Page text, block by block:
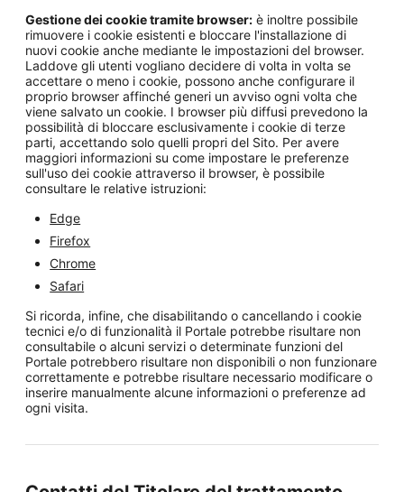
Gestione dei cookie tramite browser: è inoltre possibile
rimuovere i cookie esistenti e bloccare l'installazione di
nuovi cookie anche mediante le impostazioni del browser.
Laddove gli utenti vogliano decidere di volta in volta se
accettare o meno i cookie, possono anche configurare il
proprio browser affinché generi un avviso ogni volta che
viene salvato un cookie. I browser più diffusi prevedono la
possibilità di bloccare esclusivamente i cookie di terze
parti, accettando solo quelli propri del Sito. Per avere
maggiori informazioni su come impostare le preferenze
sull'uso dei cookie attraverso il browser, è possibile
consultare le relative istruzioni:
Edge
Firefox
Chrome
Safari
Si ricorda, infine, che disabilitando o cancellando i cookie
tecnici e/o di funzionalità il Portale potrebbe risultare non
consultabile o alcuni servizi o determinate funzioni del
Portale potrebbero risultare non disponibili o non funzionare
correttamente e potrebbe risultare necessario modificare o
inserire manualmente alcune informazioni o preferenze ad
ogni visita.